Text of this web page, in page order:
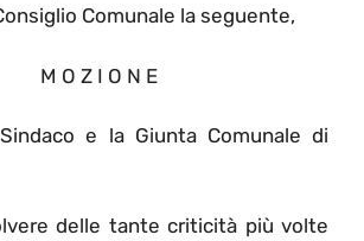
Comunale la seguente,
M O Z I O N E
e la Giunta Comunale di
delle tante criticità più volte